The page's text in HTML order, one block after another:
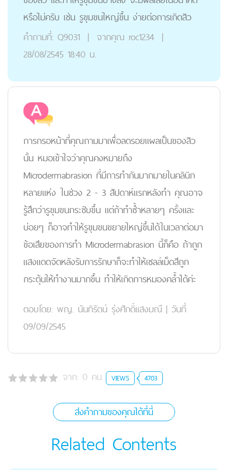
หรือไม่ครับ เช่น รูขุมขนใหญ่ขึ้น ง่ายต่อการเกิดสิว
คำถามที่: Q9031 | จากคุณ roc1234 |
28/08/2545 18:40 น.
การกรอหน้าที่คุณถามมาเพื่อลดรอยแผลเป็นของสิว
นั้น หมอเข้าใจว่าคุณคงหมายถึง
Microdermabrasion ที่มีการทำกันมากมายในคลินิก
หลายแห่ง ในช่วง 2 - 3 สัปดาห์แรกหลังทำ คุณอาจ
รู้สึกว่ารูขุมขนกระชับขึ้น แต่ถ้าทำซ้ำหลายๆ ครั้งและ
บ่อยๆ ก็อาจทำให้รูขุมขนขยายใหญ่ขึ้นได้ในเวลาต่อมา
ข้อเสียของการทำ Microdermabrasion นี้ก็คือ ถ้าถูก
แสงแดดจัดหลังรับการรักษาก็จะทำให้เซลล์เม็ดสีถูก
กระตุ้นให้ทำงานมากขึ้น ทำให้เกิดการหมองคล้ำได้ค่ะ
ตอบโดย: พญ. นันทิรัตน์ รุ่งศักดิ์แสงมณี | วันที่
09/09/2545
จาก: 0 คน VIEWS 4703
ส่งคำถามของคุณได้ที่นี่
Related Contents